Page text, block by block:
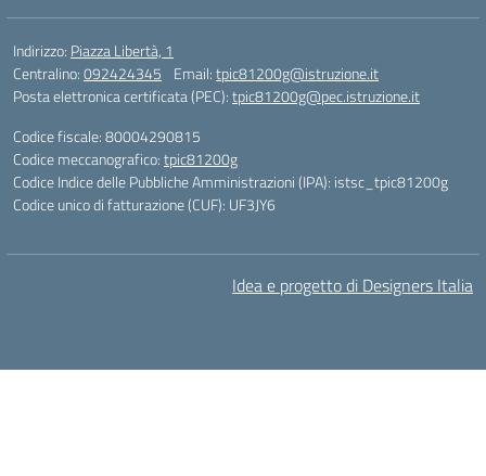
Indirizzo: Piazza Libertà, 1
Centralino:092424345 Email:tpic81200g@istruzione.it
Posta elettronica certificata (PEC):tpic81200g@pec.istruzione.it
Codice fiscale: 80004290815
Codice meccanografico:tpic81200g
Codice Indice delle Pubbliche Amministrazioni (IPA): istsc_tpic81200g
Codice unico di fatturazione (CUF): UF3JY6
Idea e progetto di Designers Italia